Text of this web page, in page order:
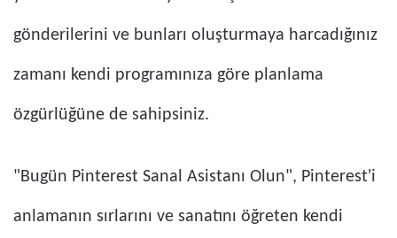
gönderilerini ve bunları oluşturmaya harcadığınız
zamanı kendi programınıza göre planlama
özgürlüğüne de sahipsiniz.
"Bugün Pinterest Sanal Asistanı Olun", Pinterest'i
anlamanın sırlarını ve sanatını öğreten kendi